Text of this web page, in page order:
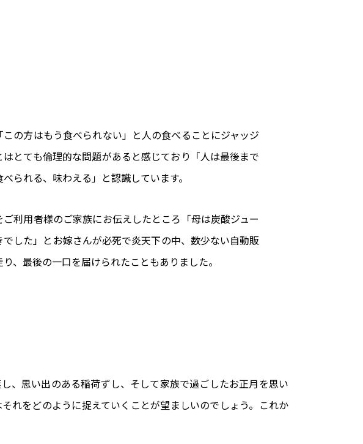
この方はもう食べられない」と人の食べることにジャッジ
はとても倫理的な問題があると感じており「人は最後まで
られる、味わえる」と認識しています。
ご利用者様のご家族にお伝えしたところ「母は炭酸ジュー
でした」とお嫁さんが必死で炎天下の中、数少ない自動販
、最後の一口を届けられたこともありました。
、思い出のある稲荷ずし、そして家族で過ごしたお正月を思い
れをどのように捉えていくことが望ましいのでしょう。これか